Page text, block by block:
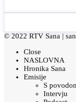
© 2022 RTV Sana |
Close
NASLOVNA
Hronika Sana
Emisije
S
Intervju